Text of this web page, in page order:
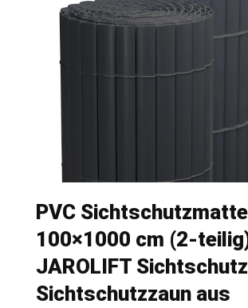
PVC
100×1000 cm (2-
JAROLIFT
Sichtschutzzaun aus